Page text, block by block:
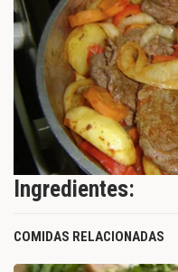
Ingredientes:
COMIDAS RELACIONADAS